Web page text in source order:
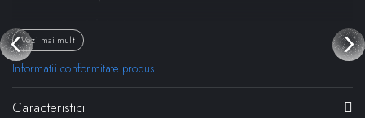
Vezi mai mult
Informatii conformitate produs
Caracteristici